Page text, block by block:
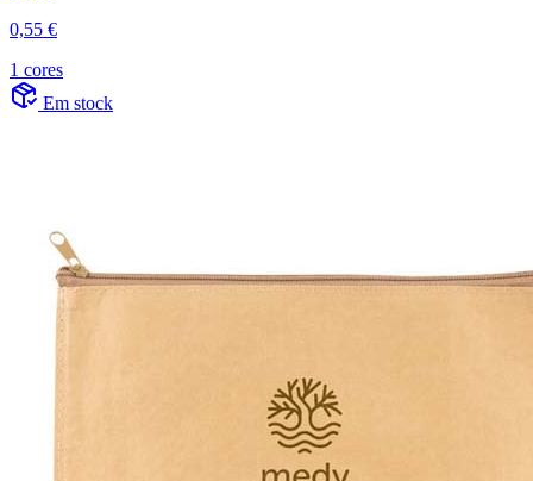
0,55 €
1 cores
Em stock